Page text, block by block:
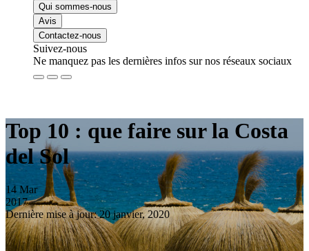
Qui sommes-nous
Avis
Contactez-nous
Suivez-nous
Ne manquez pas les dernières infos sur nos réseaux sociaux
Top 10 : que faire sur la Costa
del Sol
14 Mar
2017
Dernière mise à jour: 20 janvier, 2020